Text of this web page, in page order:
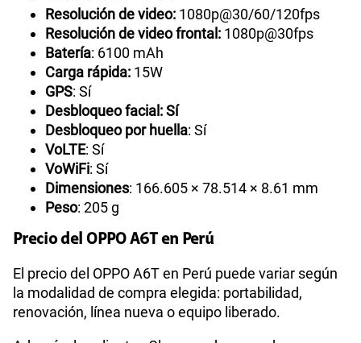
Resolución de video: 1080p@30/60/120fps
Resolución de video frontal: 1080p@30fps
Batería: 6100 mAh
Carga rápida: 15W
GPS: Sí
Desbloqueo facial: Sí
Desbloqueo por huella: Sí
VoLTE: Sí
VoWiFi: Sí
Dimensiones: 166.605 × 78.514 × 8.61 mm
Peso: 205 g
Precio del OPPO A6T en Perú
El precio del OPPO A6T en Perú puede variar según
la modalidad de compra elegida: portabilidad,
renovación, línea nueva o equipo liberado.